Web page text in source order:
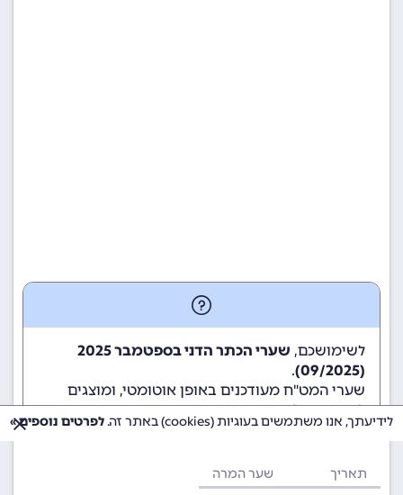
לשימושכם,
שערי הכתר הדני בספטמבר 2025
(09/2025)
.
שערי המט"ח מעודכנים באופן אוטומטי, ומוצגים
לשימוש גולשי ומשתמשי האתר.
תאריך שער המרה
לידיעתך, אנו משתמשים בעוגיות (cookies) באתר זה. לפרטים נוספים »